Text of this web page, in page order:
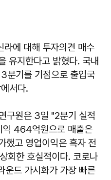
라에 대해 투자의견 매수
유지한다고 밝혔다. 국내
분기를 기점으로 출입국
서다.
구원은 3일 "2분기 실적
464억원으로 매출은
고 영업이익은 흑자 전
회한 호실적이다. 코로나
운드 가시화가 가장 빠른